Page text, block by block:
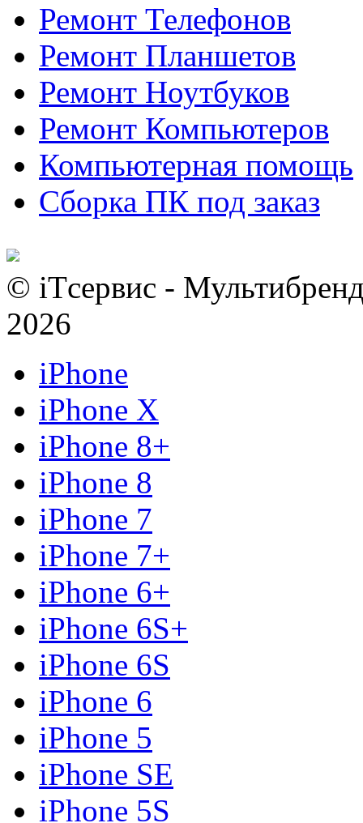
Ремонт Телефонов
Ремонт Планшетов
Ремонт Ноутбуков
Ремонт Компьютеров
Компьютерная помощь
Сборка ПК под заказ
© iTсервис -
2026
iPhone
iPhone X
iPhone 8+
iPhone 8
iPhone 7
iPhone 7+
iPhone 6+
iPhone 6S+
iPhone 6S
iPhone 6
iPhone 5
iPhone SE
iPhone 5S